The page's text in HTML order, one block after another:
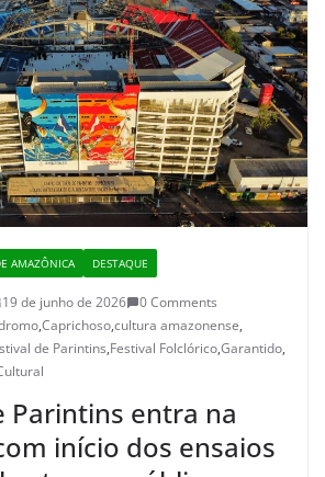
AMAZÔNICA DESTAQUE
19 de junho de 2026
0 Comments
,Caprichoso,cultura amazonense,
de Parintins,Festival Folclórico,Garantido,
Parintins entra na
início dos ensaios